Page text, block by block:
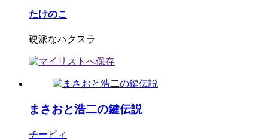
たけのこ
硬派なハクスラ
まさおと浩二の鍵伝説
チービィ